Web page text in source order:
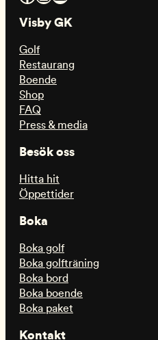
Visby GK
Golf
Restaurang
Boende
Shop
FAQ
Press & media
Besök oss
Hitta hit
Öppettider
Boka
Boka golf
Boka golfträning
Boka bord
Boka boende
Boka paket
Kontakt